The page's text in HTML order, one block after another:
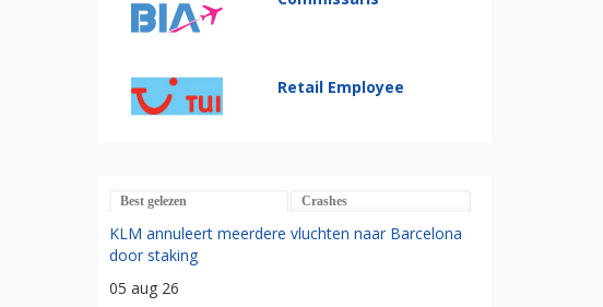
Retail Employee
Best gelezen Crashes
KLM annuleert meerdere vluchten naar Barcelona
door staking
05 aug 26